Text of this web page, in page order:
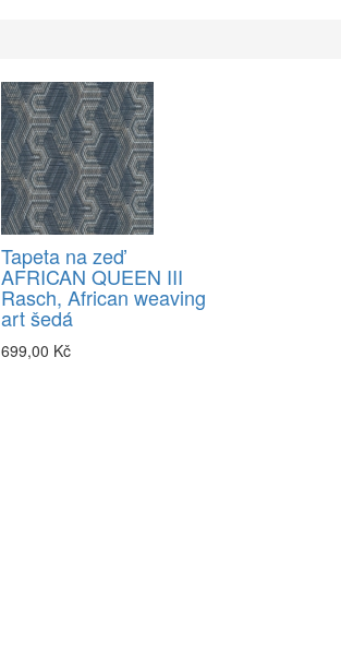
Tapeta na zeď
AFRICAN QUEEN III
Rasch, African weaving
art šedá
699,00 Kč